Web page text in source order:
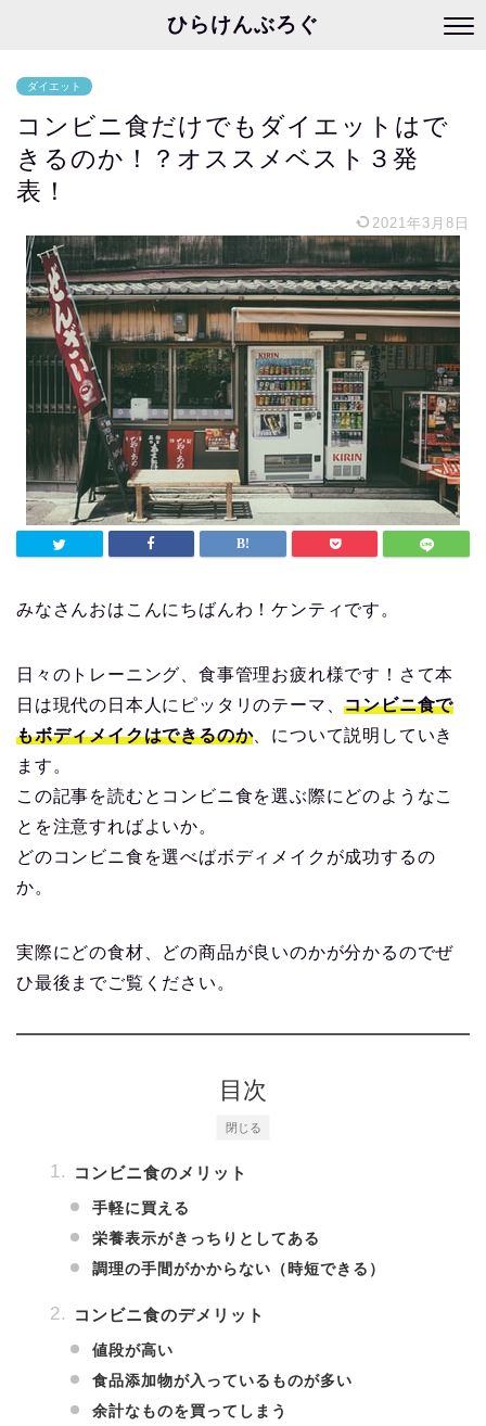
ひらけんぶろぐ
ダイエット
コンビニ食だけでもダイエットはで
きるのか！？オススメベスト３発
表！
2021年3月8日
みなさんおはこんにちばんわ！ケンティです。
日々のトレーニング、食事管理お疲れ様です！さて本
日は現代の日本人にピッタリのテーマ、コンビニ食で
もボディメイクはできるのか、について説明していき
ます。
この記事を読むとコンビニ食を選ぶ際にどのようなこ
とを注意すればよいか。
どのコンビニ食を選べばボディメイクが成功するの
か。
実際にどの食材、どの商品が良いのかが分かるのでぜ
ひ最後までご覧ください。
閉じる
目次
コンビニ食のメリット
手軽に買える
栄養表示がきっちりとしてある
調理の手間がかからない（時短できる）
コンビニ食のデメリット
値段が高い
食品添加物が入っているものが多い
余計なものを買ってしまう